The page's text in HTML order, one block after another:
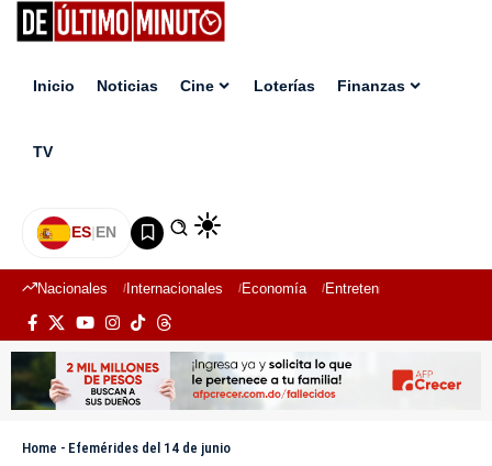
Inicio Noticias Cine Loterías Finanzas
TV
ES|EN
Nacionales Internacionales Economía Entretenimiento
Home - Efemérides del 14 de junio